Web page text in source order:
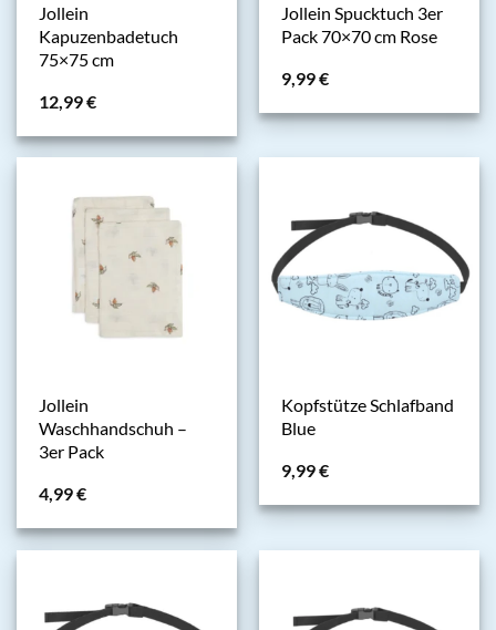
Jollein
Kapuzenbadetuch
75×75 cm
12,99€
Jollein Spucktuch 3er
Pack 70×70 cm Rose
9,99€
Jollein
Waschhandschuh –
3er Pack
4,99€
Kopfstütze Schlafband
Blue
9,99€